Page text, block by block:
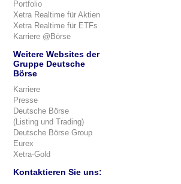
Portfolio
Xetra Realtime für Aktien
Xetra Realtime für ETFs
Karriere @Börse
Weitere Websites der
Gruppe Deutsche
Börse
Karriere
Presse
Deutsche Börse
(Listing und Trading)
Deutsche Börse Group
Eurex
Xetra-Gold
Kontaktieren Sie uns: